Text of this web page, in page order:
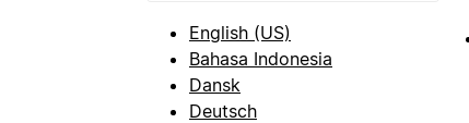
English (US)
Bahasa Indonesia
Dansk
Deutsch